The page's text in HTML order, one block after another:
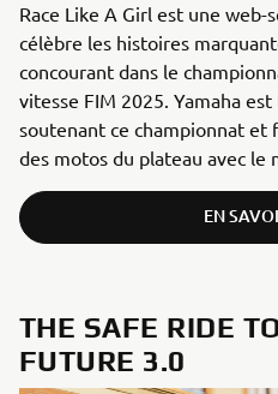
Race Like A Girl est une web-
célèbre les histoires
concourant dans le
vitesse FIM 2025. Yamaha
soutenant ce championnat et
des motos du plateau avec le
EN
THE SAFE RIDE
FUTURE 3.0